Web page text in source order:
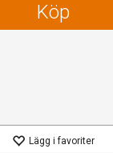
Köp
Lägg i favoriter